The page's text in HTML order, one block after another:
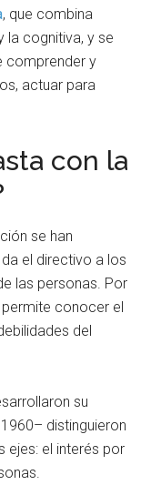
, que combina
la cognitiva, y se
comprender y
actuar para
con la
se han
el directivo a los
las personas. Por
permite conocer el
del
su
distinguieron
ejes: el interés por